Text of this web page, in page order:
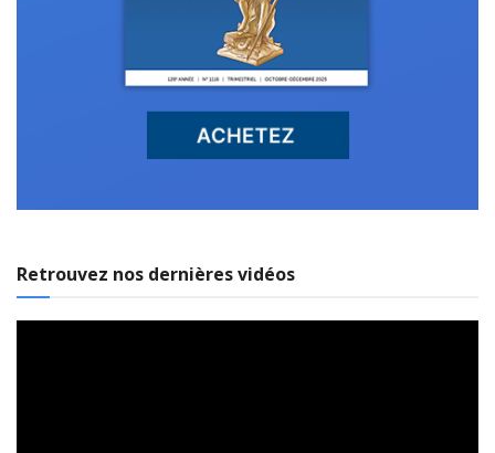
Retrouvez nos dernières vidéos